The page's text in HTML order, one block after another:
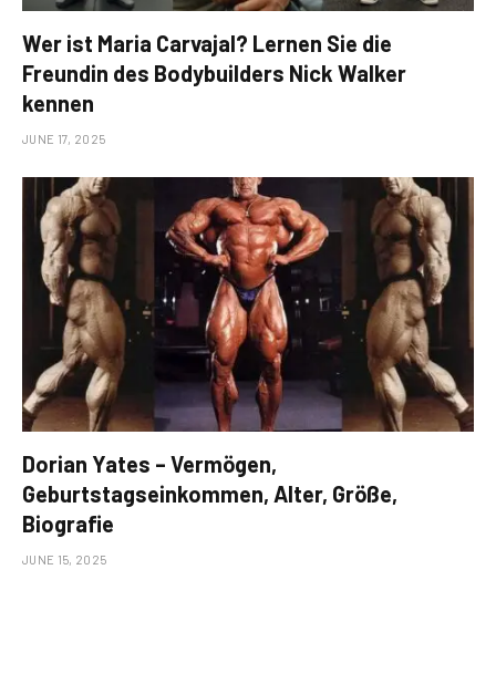
Wer ist Maria Carvajal? Lernen Sie die
Freundin des Bodybuilders Nick Walker
kennen
JUNE 17, 2025
Dorian Yates – Vermögen,
Geburtstagseinkommen, Alter, Größe,
Biografie
JUNE 15, 2025